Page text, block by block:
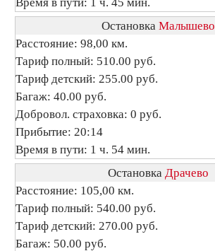
Остановка Малышево
Расстояние: 98,00 км.
Тариф полный: 510.00 руб.
Тариф детский: 255.00 руб.
Багаж: 40.00 руб.
Добровол. страховка: 0 руб.
Прибытие: 20:14
Время в пути: 1 ч. 54 мин.
Остановка Драчево
Расстояние: 105,00 км.
Тариф полный: 540.00 руб.
Тариф детский: 270.00 руб.
Багаж: 50.00 руб.